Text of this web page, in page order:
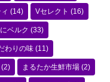
(14) Vセレクト (16)
ベルク (33)
わりの味 (11)
(2) まるたか生鮮市場 (2)